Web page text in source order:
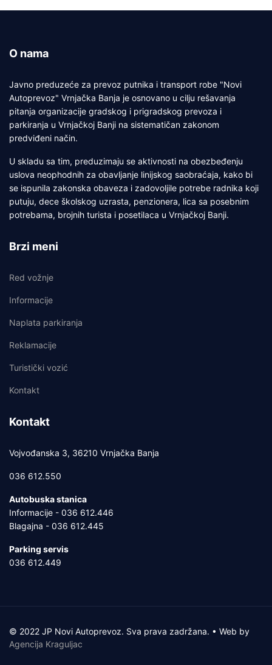
O nama
Javno preduzeće za prevoz putnika i transport robe "Novi
Autoprevoz" Vrnjačka Banja je osnovano u cilju rešavanja
pitanja organizacije gradskog i prigradskog prevoza i
parkiranja u Vrnjačkoj Banji na sistematičan zakonom
predviđeni način.
U skladu sa tim, preduzimaju se aktivnosti na obezbeđenju
uslova neophodnih za obavljanje linijskog saobraćaja, kako bi
se ispunila zakonska obaveza i zadovoljile potrebe radnika koji
putuju, dece školskog uzrasta, penzionera, lica sa posebnim
potrebama, brojnih turista i posetilaca u Vrnjačkoj Banji.
Brzi meni
Red vožnje
Informacije
Naplata parkiranja
Reklamacije
Turistički vozić
Kontakt
Kontakt
Vojvođanska 3, 36210 Vrnjačka Banja
036 612.550
Autobuska stanica
Informacije - 036 612.446
Blagajna - 036 612.445
Parking servis
036 612.449
© 2022 JP Novi Autoprevoz. Sva prava zadržana. • Web by
Agencija Kraguljac